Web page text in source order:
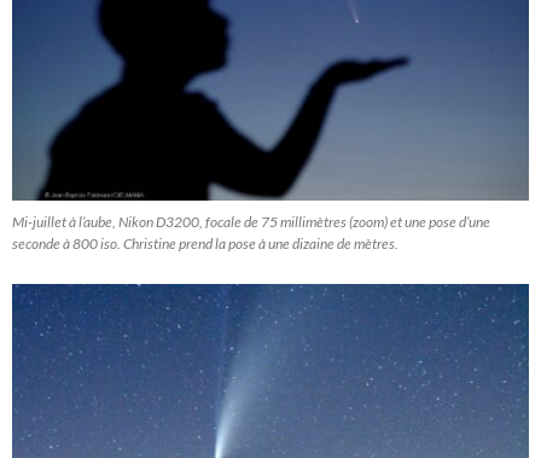
Mi-juillet à l’aube, Nikon D3200, focale de 75 millimètres (zoom) et une pose d’une
seconde à 800 iso. Christine prend la pose à une dizaine de mètres.